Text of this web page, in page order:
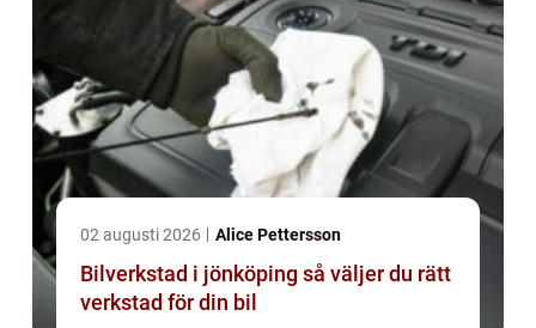
02 augusti 2026 Alice Pettersson
Bilverkstad i jönköping så väljer du rätt
verkstad för din bil